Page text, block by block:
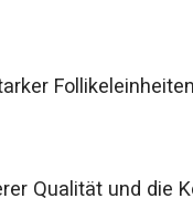
Qualität und die